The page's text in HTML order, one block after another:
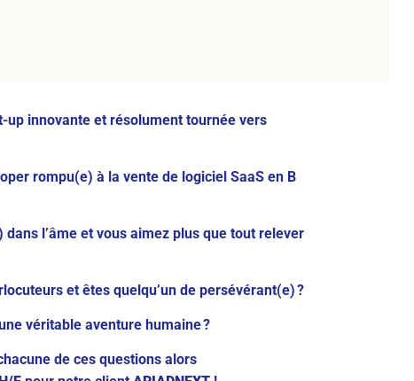
up innovante et résolument tournée vers
rompu(e) à la vente de logiciel SaaS en B
l’âme et vous aimez plus que tout relever
et êtes quelqu’un de persévérant(e) ?
véritable aventure humaine ?
de ces questions alors